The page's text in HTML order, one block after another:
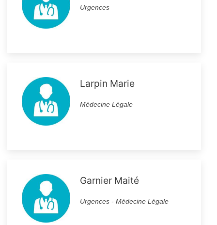
Urgences
Larpin Marie
Médecine Légale
Garnier Maité
Urgences - Médecine Légale